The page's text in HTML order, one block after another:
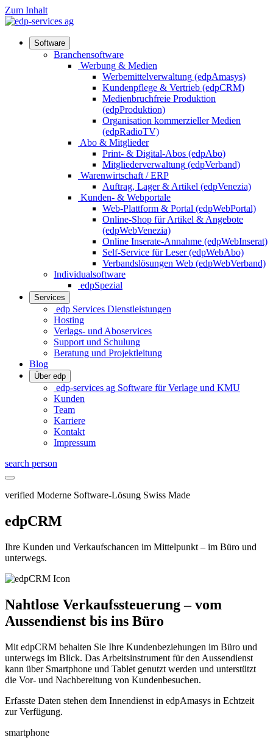
Zum Inhalt
Software
Branchensoftware
Werbung & Medien
Werbemittelverwaltung (edpAmasys)
Kundenpflege & Vertrieb (edpCRM)
Medienbruchfreie Produktion
(edpProduktion)
Organisation kommerzieller Medien
(edpRadioTV)
Abo & Mitglieder
Print- & Digital-Abos (edpAbo)
Mitgliederverwaltung (edpVerband)
Warenwirtschaft / ERP
Auftrag, Lager & Artikel (edpVenezia)
Kunden- & Webportale
Web-Plattform & Portal (edpWebPortal)
Online-Shop für Artikel & Angebote
(edpWebVenezia)
Online Inserate-Annahme (edpWebInserat)
Self-Service für Leser (edpWebAbo)
Verbandslösungen Web (edpWebVerband)
Individualsoftware
edpSpezial
Services
edp Services Dienstleistungen
Hosting
Verlags- und Aboservices
Support und Schulung
Beratung und Projektleitung
Blog
Über edp
edp-services ag Software für Verlage und KMU
Kunden
Team
Karriere
Kontakt
Impressum
search person
verified Moderne Software-Lösung Swiss Made
edpCRM
Ihre Kunden und Verkaufschancen im Mittelpunkt – im Büro und
unterwegs.
Nahtlose Verkaufssteuerung – vom
Aussendienst bis ins Büro
Mit edpCRM behalten Sie Ihre Kundenbeziehungen im Büro und
unterwegs im Blick. Das Arbeitsinstrument für den Aussendienst
kann über Smartphone und Tablet genutzt werden und unterstützt
die Vor- und Nachbereitung von Kundenbesuchen.
Erfasste Daten stehen dem Innendienst in edpAmasys in Echtzeit
zur Verfügung.
smartphone